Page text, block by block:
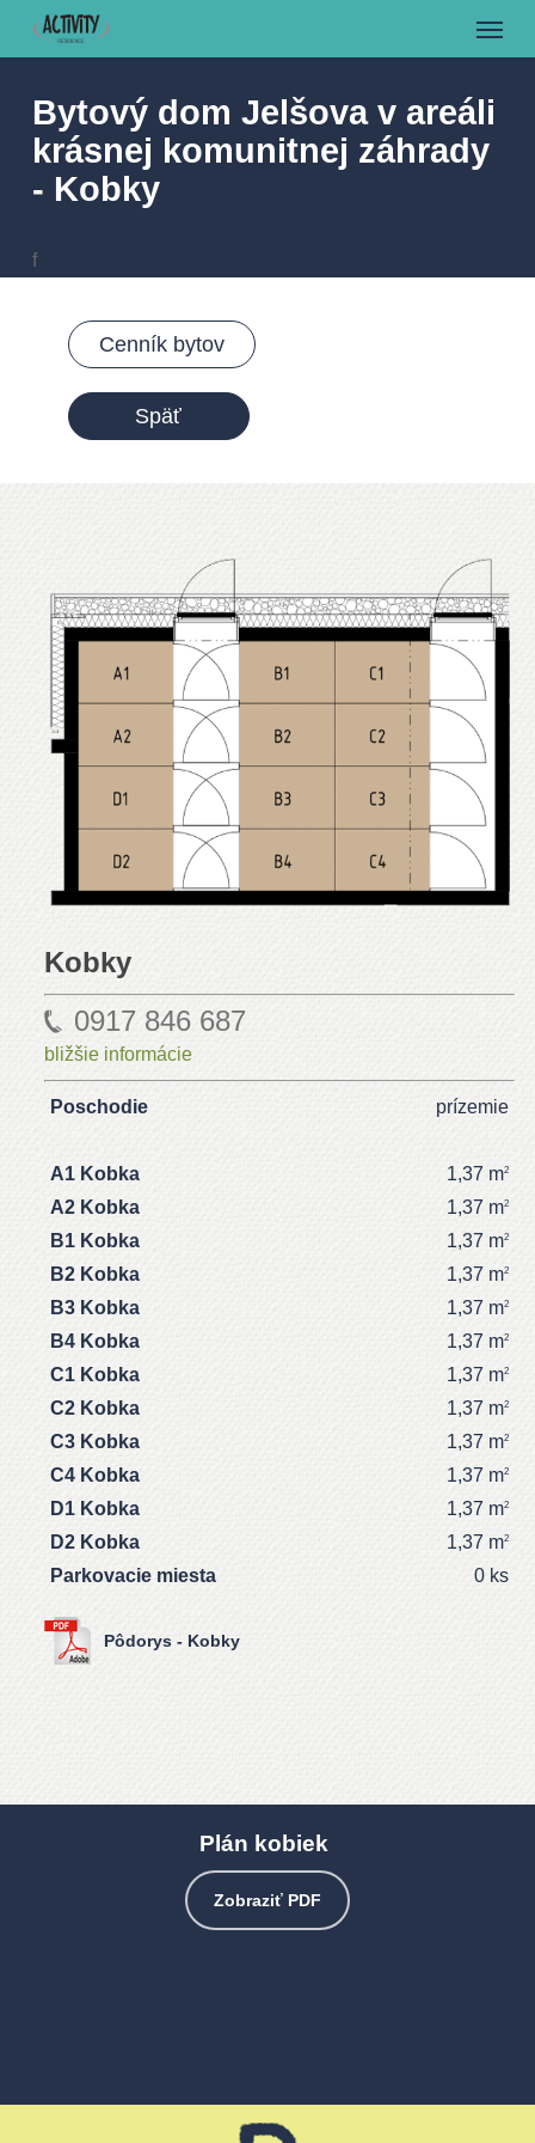
content
Menu
Bytový dom Jelšova v areáli
krásnej komunitnej záhrady
- Kobky
f
Cenník bytov
Späť
Kobky
0917 846 687
bližšie informácie
Poschodie prízemie
A1 Kobka 1,37 m2
A2 Kobka 1,37 m2
B1 Kobka 1,37 m2
B2 Kobka 1,37 m2
B3 Kobka 1,37 m2
B4 Kobka 1,37 m2
C1 Kobka 1,37 m2
C2 Kobka 1,37 m2
C3 Kobka 1,37 m2
C4 Kobka 1,37 m2
D1 Kobka 1,37 m2
D2 Kobka 1,37 m2
Parkovacie miesta 0 ks
Pôdorys - Kobky
Plán kobiek
Zobraziť PDF